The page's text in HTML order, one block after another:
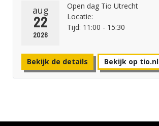
aug
22
2026
Open dag Tio Utrecht
Locatie:
Tijd: 11:00 - 15:30
Bekijk de details Bekijk op tio.nl